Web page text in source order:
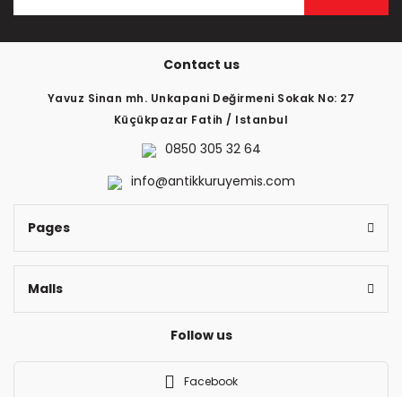
Contact us
Yavuz Sinan mh. Unkapani Değirmeni Sokak No: 27
Küçükpazar Fatih / Istanbul
0850 305 32 64
info@antikkuruyemis.com
Pages
Malls
Follow us
Facebook